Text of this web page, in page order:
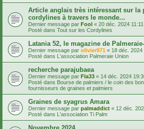
Article anglais très intéressant sur la
cordylines à travers le monde...
Dernier message par Fool « 20 déc. 2024 11:11
Posté dans Tout sur les Cordylines
Latania 52, le magazine de
Dernier message par olivier971 « 18 déc. 2024
Posté dans L'association Palmeraie Union
recherche parajubaea
Dernier message par Fla33 « 14 déc. 2024
Posté dans Bourse de palmiers / le coin des
fournisseurs de graines et palmiers
Graines de syagrus Amara
Dernier message par palmaddict « 12 déc.
Posté dans L'association Ti Palm